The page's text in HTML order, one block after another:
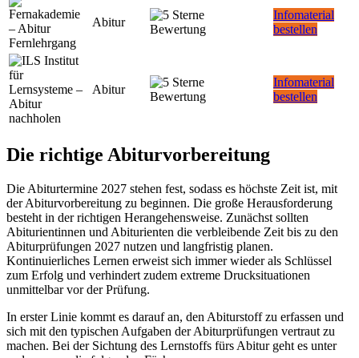
Abitur
Infomaterial
bestellen
Abitur
Infomaterial
bestellen
Die richtige Abiturvorbereitung
Die Abiturtermine 2027 stehen fest, sodass es höchste Zeit ist, mit
der Abiturvorbereitung zu beginnen. Die große Herausforderung
besteht in der richtigen Herangehensweise. Zunächst sollten
Abiturientinnen und Abiturienten die verbleibende Zeit bis zu den
Abiturprüfungen 2027 nutzen und langfristig planen.
Kontinuierliches Lernen erweist sich immer wieder als Schlüssel
zum Erfolg und verhindert zudem extreme Drucksituationen
unmittelbar vor der Prüfung.
In erster Linie kommt es darauf an, den Abiturstoff zu erfassen und
sich mit den typischen Aufgaben der Abiturprüfungen vertraut zu
machen. Bei der Sichtung des Lernstoffs fürs Abitur geht es unter